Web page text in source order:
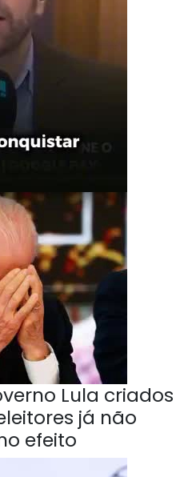
Lula criados
já não
efeito